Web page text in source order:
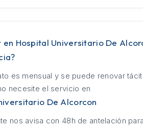
en Hospital Universitario De
es mensual y se puede renovar
necesite el servicio en
De Alcorcon
nos avisa con 48h de antelación